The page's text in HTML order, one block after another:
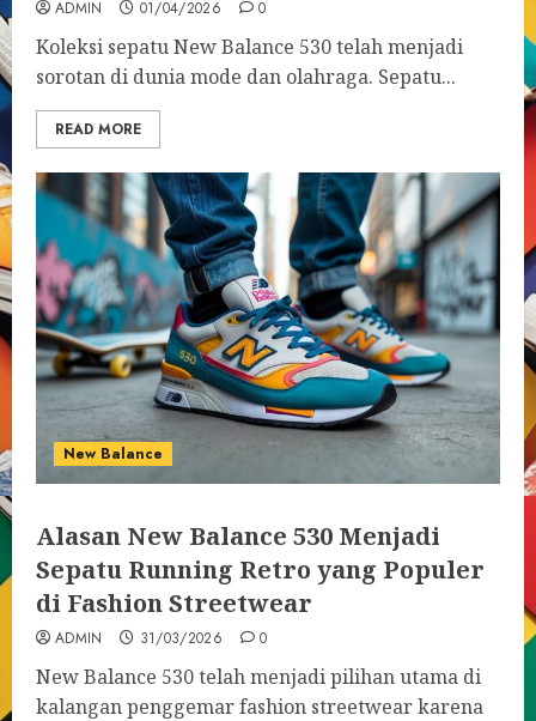
ADMIN 01/04/2026 0
Koleksi sepatu New Balance 530 telah menjadi
sorotan di dunia mode dan olahraga. Sepatu...
READ MORE
New Balance
Alasan New Balance 530 Menjadi
Sepatu Running Retro yang Populer
di Fashion Streetwear
ADMIN 31/03/2026 0
New Balance 530 telah menjadi pilihan utama di
kalangan penggemar fashion streetwear karena